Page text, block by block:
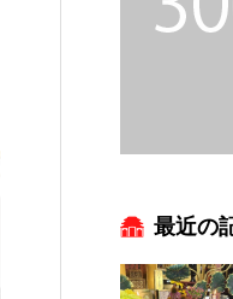
最近の